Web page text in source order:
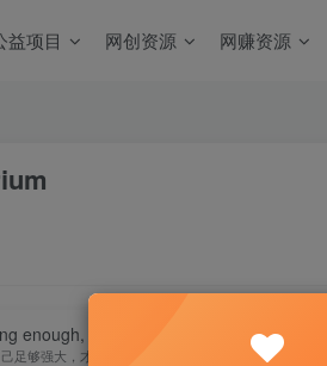
益项目 网创资源 网赚资源
enough, will not be trampled.
足够强大，才不会被别人践踏